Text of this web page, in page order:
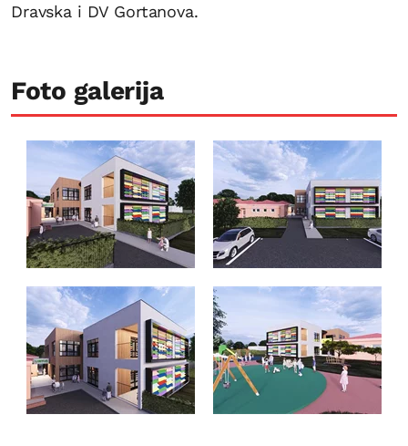
Dravska i DV Gortanova.
Foto galerija